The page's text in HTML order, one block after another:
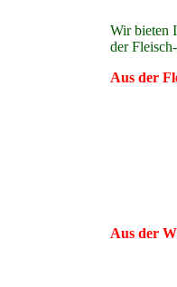
Wir bieten
der
Aus der
Aus der